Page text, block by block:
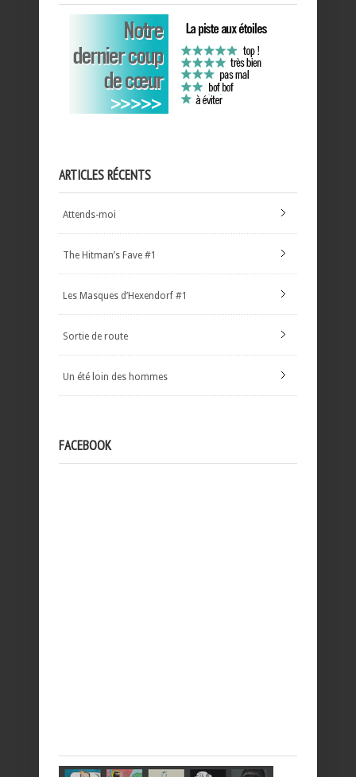
ARTICLES RÉCENTS
Attends-moi
The Hitman’s Fave #1
Les Masques d’Hexendorf #1
Sortie de route
Un été loin des hommes
FACEBOOK